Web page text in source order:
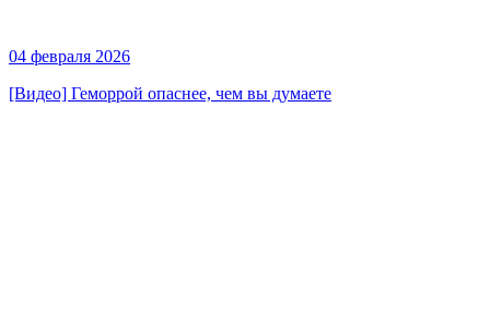
04 февраля 2026
[Видео] Геморрой опаснее, чем вы думаете